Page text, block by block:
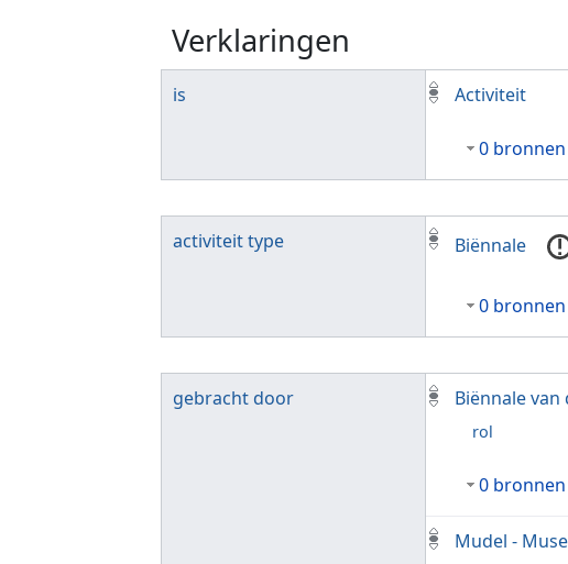
Verklaringen
is Activiteit
0 bronnen
activiteit type Biënnale
0 bronnen
gebracht door Biënnale
rol
0 bronnen
Mudel -